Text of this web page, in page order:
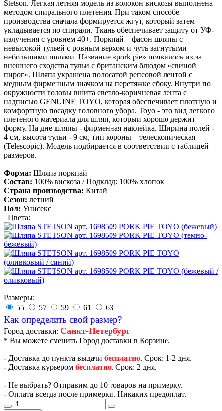
Stetson. Легкая летняя модель из волокон вискозы выполнена
методом спирального плетения. При таком способе
производства сначала формируется жгут, который затем
укладывается по спирали. Ткань обеспечивает защиту от УФ-
излучения с уровнем 40+. Поркпай – фасон шляпы с
невысокой тульей с ровным верхом и чуть загнутыми
небольшими полями. Название «pork pie» появилось из-за
внешнего сходства тульи с британским блюдом «свиной
пирог». Шляпа украшена полосатой репсовой лентой с
медным фирменным значком на перетяжке сбоку. Внутри по
окружности головы вшита светло-коричневая лента с
надписью GENUINE TOYO, которая обеспечивает плотную и
комфортную посадку головного убора. Toyo - это вид легкого
плетеного материала для шляп, который хорошо держит
форму. На дне шляпы - фирменная наклейка. Ширина полей -
4 см, высота тульи - 9 см, тип короны – телескопическая
(Telescopic). Модель подбирается в соответствии с таблицей
размеров.
Форма: Шляпа поркпай
Состав: 100% вискоза / Подклад: 100% хлопок
Страна производства: Китай
Сезон: летний
Пол: Унисекс
Цвета:
Размеры:
55
57 59 61 63
Как определить свой размер?
Город доставки: Санкт-Петербург
* Вы можете сменить Город доставки в Корзине.
- Доставка до пункта выдачи бесплатно. Срок: 1-2 дня.
- Доставка курьером бесплатно. Срок: 2 дня.
- Не выбрать? Отправим до 10 товаров на примерку.
- Оплата всегда после примерки. Никаких предоплат.